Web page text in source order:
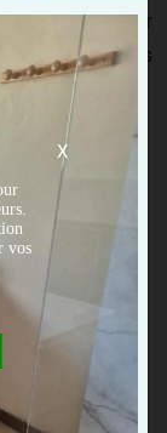
de sécuriser
dans
froides.
X
vos